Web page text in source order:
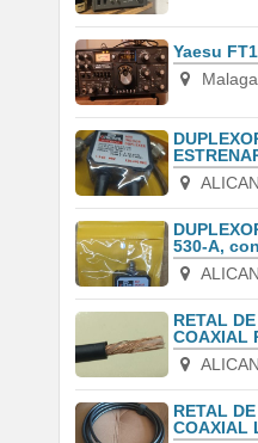
Yaesu
Malaga
530-A,
RETAL
COAXIAL
RETAL
COAXIAL